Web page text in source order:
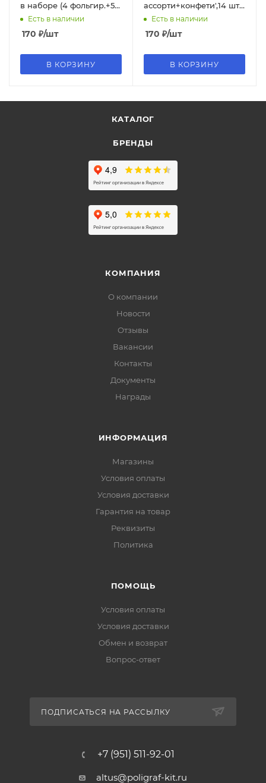
в наборе (4 фольгир.+5
латексных+5
конфетти),720
Есть в наличии
170 ₽/шт
В КОРЗИНУ
ассорти+конфети',14 шт.в
наб.(4 фольгир.+5
латексных+5
конфетти),737
Есть в наличии
170 ₽/шт
В КОРЗИНУ
КАТАЛОГ
БРЕНДЫ
КОМПАНИЯ
О компании
Новости
Отзывы
Вакансии
Контакты
Документы
Награды
ИНФОРМАЦИЯ
Магазины
Условия оплаты
Условия доставки
Гарантия на товар
Реквизиты
Политика
ПОМОЩЬ
Условия оплаты
Условия доставки
Обмен и возврат
Вопрос-ответ
ПОДПИСАТЬСЯ НА РАССЫЛКУ
+7 (951) 511-92-01
altus@poligraf-kit.ru